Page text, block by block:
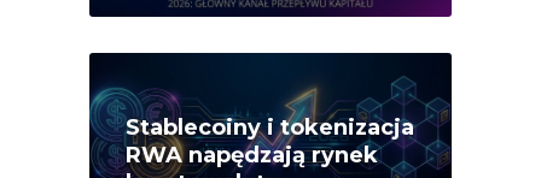
Stablecoiny i tokenizacja
RWA napędzają rynek